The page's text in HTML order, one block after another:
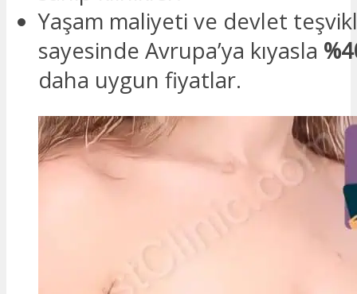
Yaşam maliyeti ve devlet
sayesinde Avrupa’ya kıyasla
daha uygun fiyatlar.